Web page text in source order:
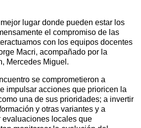
lugar donde pueden estar los
el compromiso de las
con los equipos docentes
Macri, acompañado por la
Mercedes Miguel.
se comprometieron a
impulsar acciones que prioricen la
una de sus prioridades; a invertir
y otras variantes y a
evaluaciones locales que